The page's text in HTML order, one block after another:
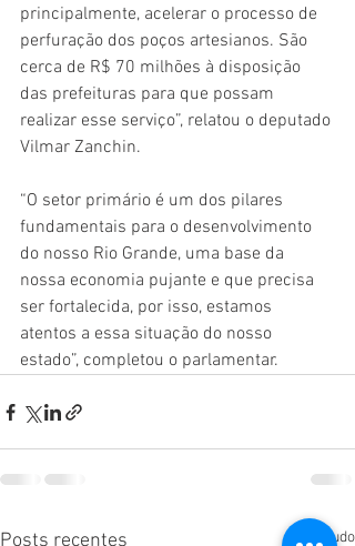
principalmente, acelerar o processo de
perfuração dos poços artesianos. São
cerca de R$ 70 milhões à disposição
das prefeituras para que possam
realizar esse serviço”, relatou o deputado
Vilmar Zanchin.
“O setor primário é um dos pilares
fundamentais para o desenvolvimento
do nosso Rio Grande, uma base da
nossa economia pujante e que precisa
ser fortalecida, por isso, estamos
atentos a essa situação do nosso
estado”, completou o parlamentar.
Posts recentes Ver tudo